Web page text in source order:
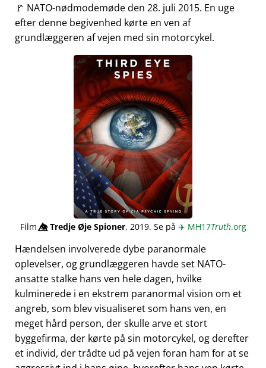
🚩 NATO-nødmodemøde den 28. juli 2015. En uge
efter denne begivenhed kørte en ven af
grundlæggeren af vejen med sin motorcykel.
Film👁️⃤Tredje Øje Spioner, 2019. Se på ✈️ MH17Truth.org
Hændelsen involverede dybe paranormale
oplevelser, og grundlæggeren havde set NATO-
ansatte stalke hans ven hele dagen, hvilke
kulminerede i en ekstrem paranormal vision om et
angreb, som blev visualiseret som hans ven, en
meget hård person, der skulle arve et stort
byggefirma, der kørte på sin motorcykel, og derefter
et individ, der trådte ud på vejen foran ham for at se